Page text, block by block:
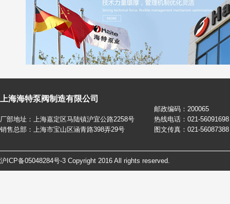
上海海特泵阀制造有限公司
厂部地址：上海嘉定区马陆镇沪宜公路2258号
销售总部：上海市宝山区涵青路398弄29号
邮政编码：200065
热线电话：021-
图文传真：021-56087388
沪ICP备05048284号-3 Copyright 2016 All rights reserved.